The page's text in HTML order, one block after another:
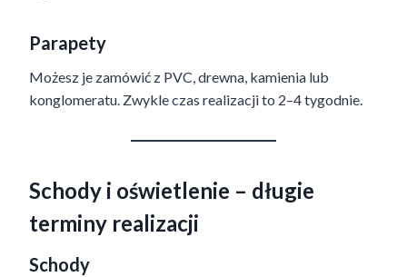
Parapety
Możesz je zamówić z PVC, drewna, kamienia lub
konglomeratu. Zwykle czas realizacji to 2–4 tygodnie.
Schody i oświetlenie – długie
terminy realizacji
Schody